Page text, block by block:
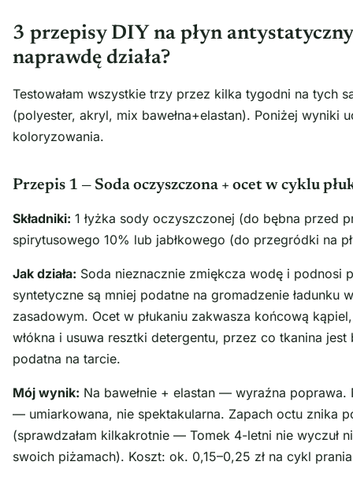
3 przepisy DIY na płyn
naprawdę działa?
Testowałam wszystkie trzy przez kilka tygodni na tych
(polyester, akryl, mix bawełna+elastan). Poniżej wyniki
koloryzowania.
Przepis 1 — Soda oczyszczona + ocet w cyklu
Składniki: 1 łyżka sody oczyszczonej (do bębna przed
spirytusowego 10% lub jabłkowego (do przegródki na
Jak działa: Soda nieznacznie zmiękcza wodę i podnosi
syntetyczne są mniej podatne na gromadzenie ładunku
zasadowym. Ocet w płukaniu zakwasza końcową
włókna i usuwa resztki detergentu, przez co tkanina
podatna na tarcie.
Mój wynik: Na bawełnie + elastan — wyraźna poprawa.
— umiarkowana, nie spektakularna. Zapach octu znika
(sprawdzałam kilkakrotnie — Tomek 4-letni nie wyczuł
swoich piżamach). Koszt: ok. 0,15–0,25 zł na cykl